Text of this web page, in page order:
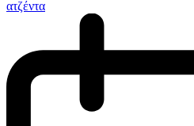
ατζέντα